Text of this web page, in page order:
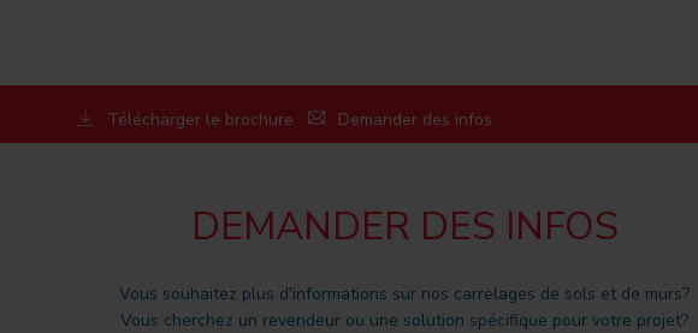
Télécharger le brochure Demander des infos
DEMANDER DES INFOS
Vous souhaitez plus d'informations sur nos carrelages de sols et de murs?
Vous cherchez un revendeur ou une solution spécifique pour votre projet?